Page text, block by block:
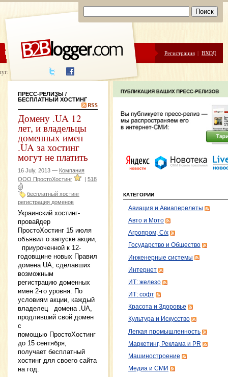
ЦЕНЫ ПОМОЩЬ Регистрация | ВХОД
написания
ПРЕСС-РЕЛИЗЫ /
БЕСПЛАТНЫЙ ХОСТИНГ
Домену .UA 12
лет, и владельцы
доменных имен
.UA за хостинг
могут не платить
16 July, 2013 — Компания
ООО ПростоХостинг
| 518
бесплатный хостинг
регистрация доменов
Украинский хостинг-
провайдер
ПростоХостинг 15 июля
объявил о запуске акции,
приуроченной к 12-
годовщине новых Правил
домена UA, сделавших
возможным
регистрацию доменных
имен 2-го уровня. По
условиям акции, каждый
владелец домена .UA,
продливший свой домен
с
помощью ПростоХостинг
до 15 сентября,
получает бесплатный
хостинг для своего сайта
на год.
КАТЕГОРИИ
Авиация и Авиаперелеты
Авто и Мото
Агропром, С/х
Государство и Общество
Инженерные системы
Интернет
ИТ: железо
ИТ: софт
Красота и Здоровье
Культура и Искусство
Легкая промышленность
Маркетинг, Реклама и PR
Машиностроение
Медиа и СМИ